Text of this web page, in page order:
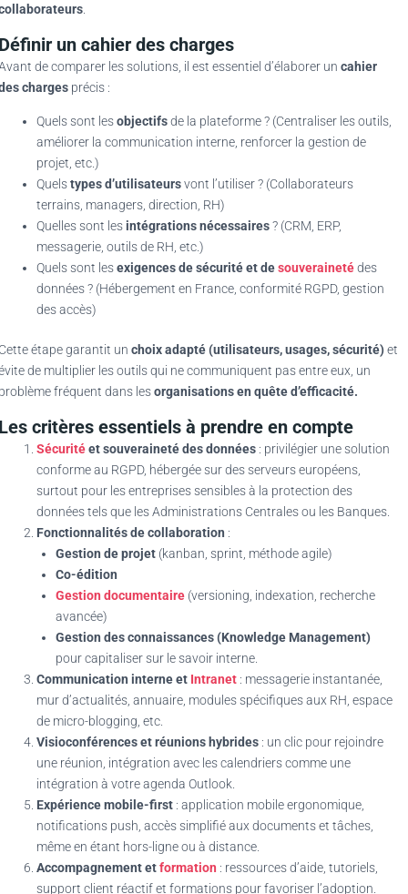
un cahier des charges
de comparer les solutions, il est essentiel d’élaborer un cahier
charges précis :
Quels sont lesobjectifsde la plateforme ? (Centraliser les outils,
améliorer la communication interne, renforcer la gestion de
projet, etc.)
Quelstypes d’utilisateursvont l’utiliser ? (Collaborateurs
terrains, managers, direction, RH)
Quelles sont lesintégrations nécessaires? (CRM, ERP,
messagerie, outils de RH, etc.)
Quels sont lesexigences de sécurité et desouverainetédes
données ? (Hébergement en France, conformité RGPD, gestion
des accès)
étape garantit un choix adapté (utilisateurs, usages, sécurité)et
de multiplier les outils qui ne communiquent pas entre eux, un
fréquent dans lesorganisations en quête d’efficacité.
critères essentiels à prendre en compte
Sécuritéet souveraineté des données : privilégier une solution
conforme au RGPD, hébergée sur des serveurs européens,
surtout pour les entreprises sensibles à la protection des
données tels que les Administrations Centrales ou les Banques.
Fonctionnalités de collaboration :
Gestion de projet (kanban, sprint, méthode agile)
Co-édition
Gestion documentaire (versioning, indexation, recherche
avancée)
Gestion des connaissances (Knowledge Management)
pour capitaliser sur le savoir interne.
Communication interne et Intranet : messagerie instantanée,
mur d’actualités, annuaire, modules spécifiques aux RH, espace
de micro-blogging, etc.
Visioconférences et réunions hybrides : un clic pour rejoindre
une réunion, intégration avec les calendriers comme une
intégration à votre agenda Outlook.
Expérience mobile-first : application mobile ergonomique,
notifications push, accès simplifié aux documents et tâches,
même en étant hors-ligne ou à distance.
Accompagnement etformation : ressources d’aide, tutoriels,
support client réactif et formations pour favoriser l’adoption.